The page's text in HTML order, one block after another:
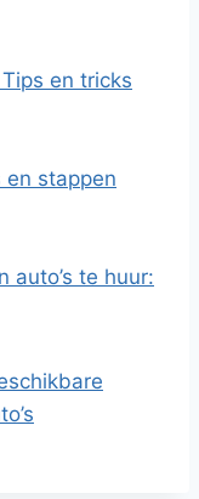
en tricks
stappen
auto’s te huur: